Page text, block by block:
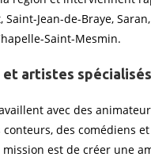
Saint-Jean-de-Braye,
Saint-Mesmin.
et artistes spécialisés
avec des
conteurs, des comédiens
mission est de créer une